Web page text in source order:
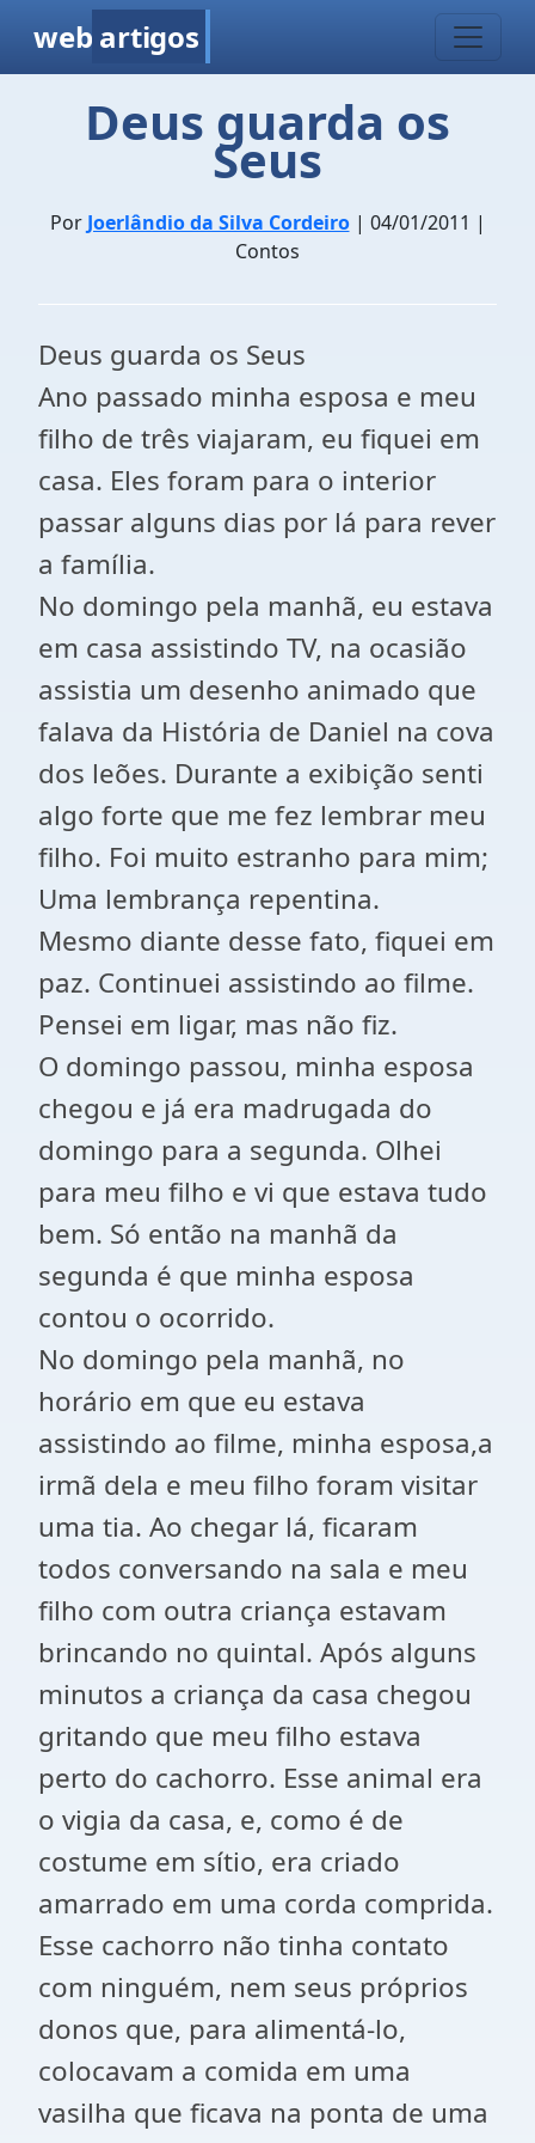
web artigos
Deus guarda os
Seus
Por Joerlândio da Silva Cordeiro| 04/01/2011 |
Contos
Deus guarda os Seus
Ano passado minha esposa e meu
filho de três viajaram, eu fiquei em
casa. Eles foram para o interior
passar alguns dias por lá para rever
a família.
No domingo pela manhã, eu estava
em casa assistindo TV, na ocasião
assistia um desenho animado que
falava da História de Daniel na cova
dos leões. Durante a exibição senti
algo forte que me fez lembrar meu
filho. Foi muito estranho para mim;
Uma lembrança repentina.
Mesmo diante desse fato, fiquei em
paz. Continuei assistindo ao filme.
Pensei em ligar, mas não fiz.
O domingo passou, minha esposa
chegou e já era madrugada do
domingo para a segunda. Olhei
para meu filho e vi que estava tudo
bem. Só então na manhã da
segunda é que minha esposa
contou o ocorrido.
No domingo pela manhã, no
horário em que eu estava
assistindo ao filme, minha esposa,a
irmã dela e meu filho foram visitar
uma tia. Ao chegar lá, ficaram
todos conversando na sala e meu
filho com outra criança estavam
brincando no quintal. Após alguns
minutos a criança da casa chegou
gritando que meu filho estava
perto do cachorro. Esse animal era
o vigia da casa, e, como é de
costume em sítio, era criado
amarrado em uma corda comprida.
Esse cachorro não tinha contato
com ninguém, nem seus próprios
donos que, para alimentá-lo,
colocavam a comida em uma
vasilha que ficava na ponta de uma